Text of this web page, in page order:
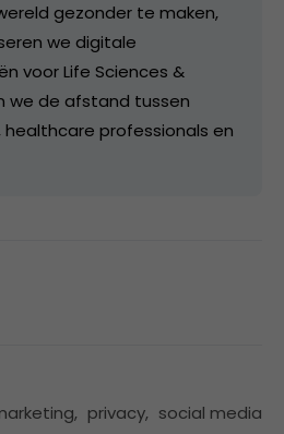
gezonder te maken,
we digitale
voor Life Sciences &
we de afstand tussen
professionals en
, privacy, social media